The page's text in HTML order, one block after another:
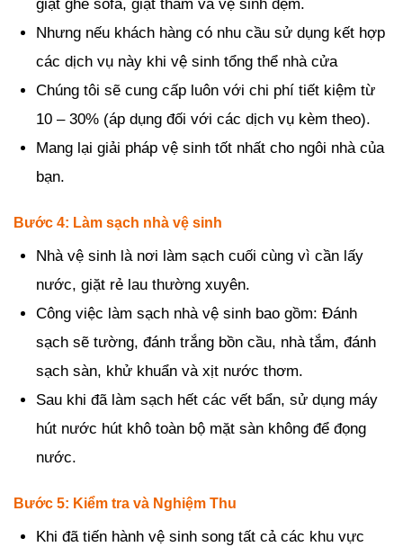
giặt ghế sofa, giặt thảm và vệ sinh đệm.
Nhưng nếu khách hàng có nhu cầu sử dụng kết hợp
các dịch vụ này khi vệ sinh tổng thể nhà cửa
Chúng tôi sẽ cung cấp luôn với chi phí tiết kiệm từ
10 – 30% (áp dụng đối với các dịch vụ kèm theo).
Mang lại giải pháp vệ sinh tốt nhất cho ngôi nhà của
bạn.
Bước 4: Làm sạch nhà vệ sinh
Nhà vệ sinh là nơi làm sạch cuối cùng vì cần lấy
nước, giặt rẻ lau thường xuyên.
Công việc làm sạch nhà vệ sinh bao gồm: Đánh
sạch sẽ tường, đánh trắng bồn cầu, nhà tắm, đánh
sạch sàn, khử khuẩn và xịt nước thơm.
Sau khi đã làm sạch hết các vết bẩn, sử dụng máy
hút nước hút khô toàn bộ mặt sàn không để đọng
nước.
Bước 5: Kiểm tra và Nghiệm Thu
Khi đã tiến hành vệ sinh song tất cả các khu vực